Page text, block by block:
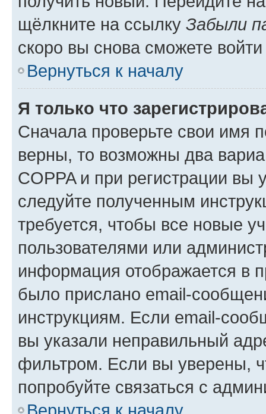
щёлкните на ссылку Забыли
скоро вы снова сможете
Вернуться к началу
Я только что
Сначала проверьте свои имя
верны, то возможны два
COPPA и при регистрации вы
следуйте полученным
требуется, чтобы все новые
пользователями или
информация отображается в
было прислано email-
инструкциям. Если email-
вы указали неправильный
фильтром. Если вы уверены,
попробуйте связаться с
Вернуться к началу